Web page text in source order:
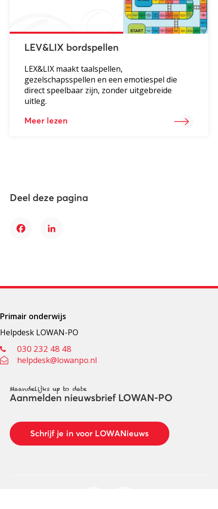
LEV&LIX bordspellen
LEX&LIX maakt taalspellen,
gezelschapsspellen en een emotiespel die
direct speelbaar zijn, zonder uitgebreide
uitleg.
Meer lezen
Deel deze pagina
FacebookLinkedIn
Primair onderwijs
Helpdesk LOWAN-PO
030 232 48 48
helpdesk@lowanpo.nl
Maandelijks up to date
Aanmelden nieuwsbrief LOWAN-PO
Schrijf je in voor LOWANieuws